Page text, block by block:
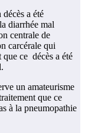
a été
diarrhée mal
centrale de
carcérale qui
ce décès a été
un amateurisme
que ce
à la pneumopathie